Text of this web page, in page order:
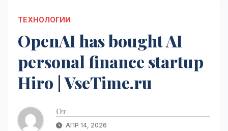
ТЕХНОЛОГИИ
OpenAI has bought AI
personal finance startup
Hiro | VseTime.ru
От
АПР 14, 2026